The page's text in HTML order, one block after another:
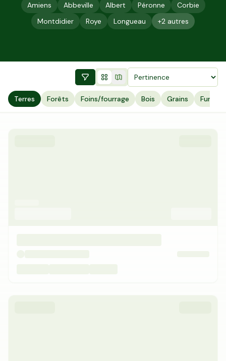
Amiens Abbeville Albert Péronne
Corbie
Montdidier
Roye Longueau +2 autres
Terres Forêts Foins/fourrage Bois Grains Fumier